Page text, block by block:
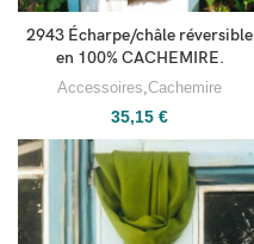
2943 Écharpe/châle réversible
en 100% CACHEMIRE.
Accessoires Cachemire
35,15 €